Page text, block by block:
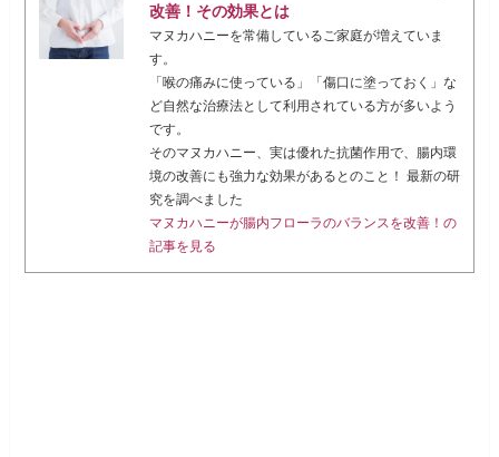
改善！その効果とは
マヌカハニーを常備しているご家庭が増えていま
す。
「喉の痛みに使っている」「傷口に塗っておく」な
ど自然な治療法として利用されている方が多いよう
です。
そのマヌカハニー、実は優れた抗菌作用で、腸内環
境の改善にも強力な効果があるとのこと！ 最新の研
究を調べました
マヌカハニーが腸内フローラのバランスを改善！の
記事を見る